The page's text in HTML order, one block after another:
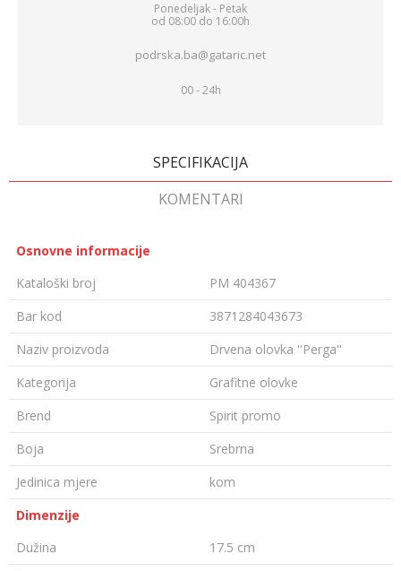
Ponedeljak - Petak
od 08:00 do 16:00h
podrska.ba@gataric.net
00 - 24h
SPECIFIKACIJA
KOMENTARI
Osnovne informacije
Kataloški broj
PM 404367
Bar kod
3871284043673
Naziv proizvoda
Drvena olovka ''Perga''
Kategorija
Grafitne olovke
Brend
Spirit promo
Boja
Srebrna
Jedinica mjere
kom
Dimenzije
Dužina
17.5 cm